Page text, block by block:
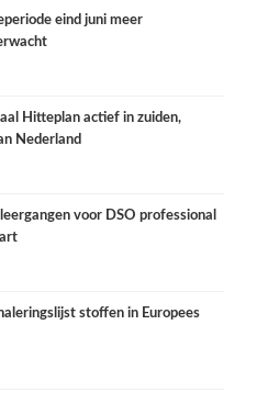
eind juni meer
Hitteplan actief in zuiden,
Nederland
voor DSO professional
stoffen in Europees